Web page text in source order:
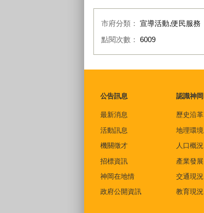
市府分類： 宣導活動,便民服務
點閱次數： 6009
公告訊息
最新消息
活動訊息
機關徵才
招標資訊
神岡在地情
政府公開資訊
認識神岡
歷史沿革
地理環境
人口概況
產業發展
交通現況
教育現況